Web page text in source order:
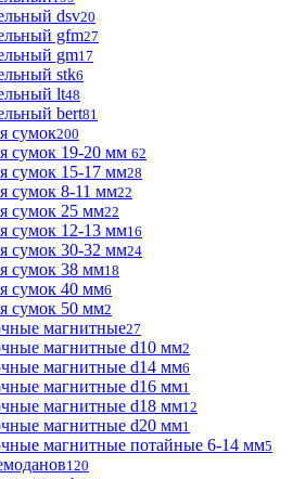
dsv20
gfm27
gm17
stk6
lt48
bert81
сумок200
сумок 19-20 мм 62
сумок 15-17 мм28
сумок 8-11 мм22
сумок 25 мм22
сумок 12-13 мм16
сумок 30-32 мм24
сумок 38 мм18
сумок 40 мм6
сумок 50 мм2
магнитные27
магнитные d10 мм2
магнитные d14 мм6
магнитные d16 мм1
магнитные d18 мм12
магнитные d20 мм1
магнитные потайные 6-14 мм5
120